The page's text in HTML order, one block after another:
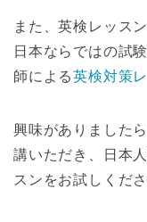
また、英検レッス
日本ならではの試
師による英検対策
興味がありました
講いただき、日本
スンをお試しくださ